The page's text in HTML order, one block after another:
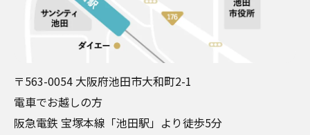
〒563-0054 大阪府池田市大和町2-1
電⾞でお越しの⽅
阪急電鉄 宝塚本線「池⽥駅」より徒歩5分